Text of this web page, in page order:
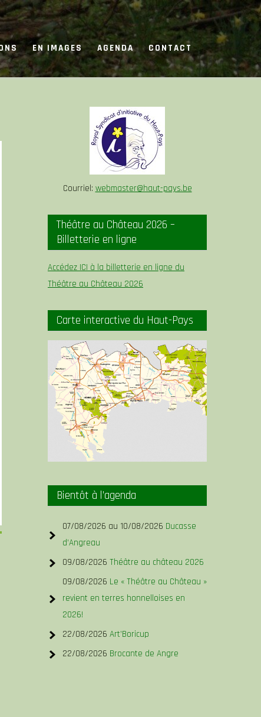
EN IMAGES AGENDA CONTACT
Outlook Live
Courriel: webmaster@haut-pays.be
Théâtre au Château 2026 –
Billetterie en ligne
Accédez ICI à la billetterie en ligne du
Théâtre au Château 2026
Carte interactive du Haut-Pays
Bientôt à l’agenda
07/08/2026 au 10/08/2026 Ducasse
d’Angreau
09/08/2026 Théâtre au château 2026
09/08/2026 Le « Théâtre au Château »
revient en terres honnelloises en
2026!
22/08/2026 Art’Boricup
22/08/2026 Brocante de Angre